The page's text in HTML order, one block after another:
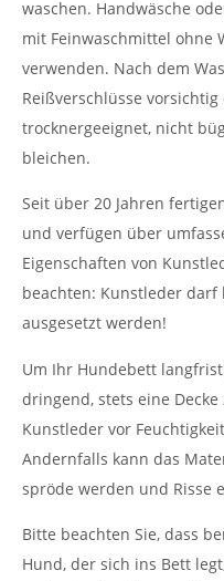
waschen. Handwäsche
mit Feinwaschmittel ohne
verwenden. Nach dem
Reißverschlüsse
trocknergeeignet, nicht
bleichen.
Seit über 20 Jahren
und verfügen über
Eigenschaften von
beachten: Kunstleder
ausgesetzt werden!
Um Ihr Hundebett
dringend, stets eine
Kunstleder vor
Andernfalls kann das
spröde werden und Risse
Bitte beachten Sie, dass
Hund, der sich ins Bett